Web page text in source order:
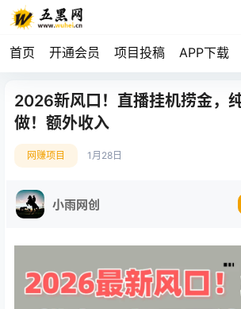
首页 开通会员 项目投稿 APP下载
2026新风口！直播挂机捞金，
做！额外收入
网赚项目 1月28日
小雨网创